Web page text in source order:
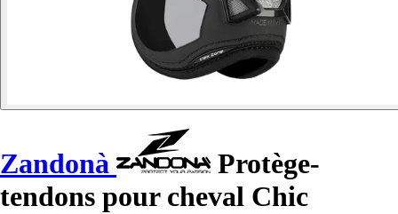
Zandonà
Protège-
tendons pour cheval Chic